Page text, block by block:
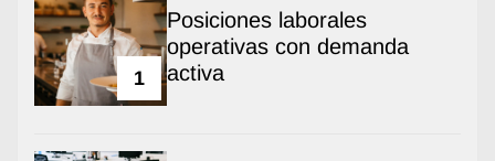
1
Posiciones laborales
operativas con demanda
activa